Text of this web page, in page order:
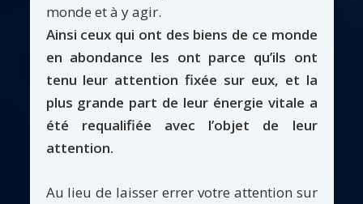
monde et à y agir.
Ainsi ceux qui ont des biens de ce monde
en abondance les ont parce qu’ils ont
tenu leur attention fixée sur eux, et la
plus grande part de leur énergie vitale a
été requalifiée avec l’objet de leur
attention.
Au lieu de laisser errer votre attention sur